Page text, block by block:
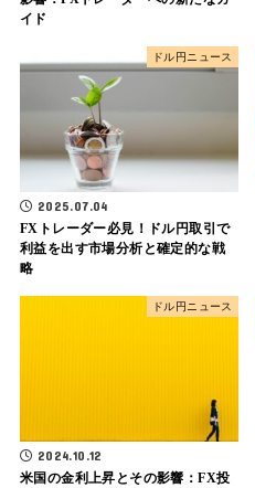
イド
ドル円ニュース
2025.07.04
FXトレーダー必見！ドル円取引で
利益を出す市場分析と確定的な戦
略
ドル円ニュース
2024.10.12
米国の金利上昇とその影響：FX投